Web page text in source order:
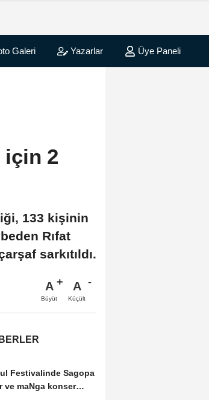
Galeri Yazarlar Üye Paneli
için 2
133 kişinin
Rıfat
sarkıtıldı.
A
Büyüt
A
Küçült
Festivalinde Sagopa
ve maNga konser